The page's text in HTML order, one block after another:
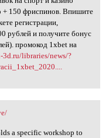
+ 150 фриспинов. Впишите
регистрации,
рублей и получите бонус
промокод 1xbet на
3d.ru/libraries/news/?
a specific workshop to